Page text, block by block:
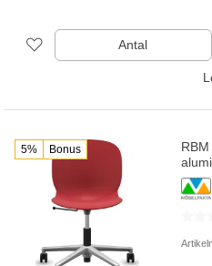
Antal
5% Bonus